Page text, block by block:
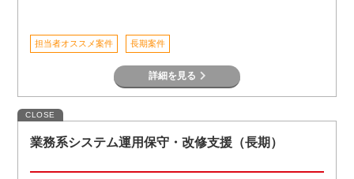
担当者オススメ案件 長期案件
詳細を見る
CLOSE
業務系システム運用保守・改修支援（長期）